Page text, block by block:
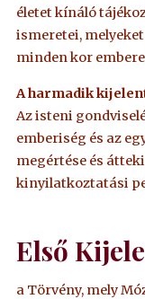
életet kínáló
ismeretei,
minden kor
A harmadik
Az isteni
emberiség és az
megértése és
kinyilatkoztatási
Első
a Törvény, mely